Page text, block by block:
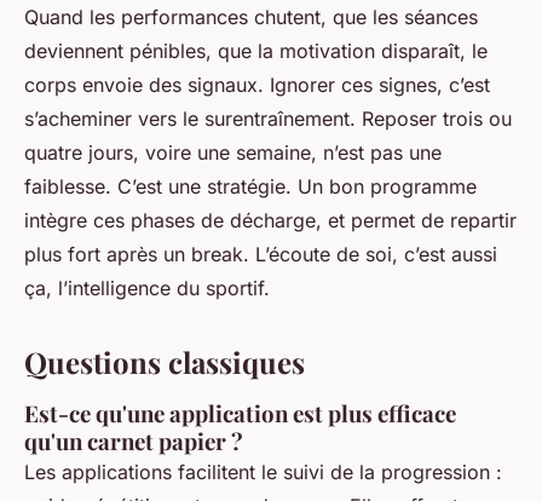
Quand les performances chutent, que les séances
deviennent pénibles, que la motivation disparaît, le
corps envoie des signaux. Ignorer ces signes, c’est
s’acheminer vers le surentraînement. Reposer trois ou
quatre jours, voire une semaine, n’est pas une
faiblesse. C’est une stratégie. Un bon programme
intègre ces phases de décharge, et permet de repartir
plus fort après un break. L’écoute de soi, c’est aussi
ça, l’intelligence du sportif.
Questions classiques
Est-ce qu'une application est plus efficace
qu'un carnet papier ?
Les applications facilitent le suivi de la progression :